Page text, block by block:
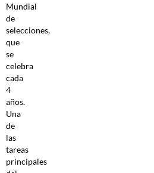
Mundial
de
selecciones,
que
se
celebra
cada
4
años.
Una
de
las
tareas
principales